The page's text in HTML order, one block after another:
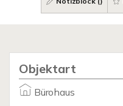
Objektart
Bürohaus